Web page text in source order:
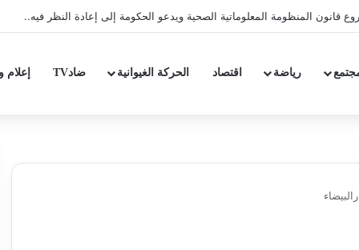
شعار الدولة الاجتماعية بتقليص كلفة العلاج على المرضى…
رياضة اقتصاد الحركة الغيوانية ضادTV إعلام